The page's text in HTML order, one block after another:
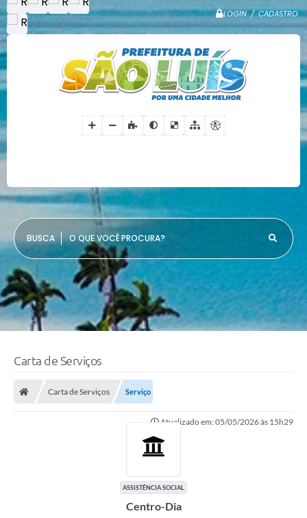
LOGIN / CADASTRO
O QUE VOCÊ PROCURA?
Carta de Serviços
Carta de Serviços Serviço
Atualizado em: 05/05/2026 às 15h29
ASSISTÊNCIA SOCIAL
Centro-Dia